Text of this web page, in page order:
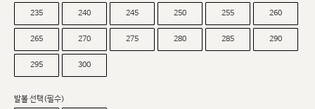
235 240 245 250 255 260
265 270 275 280 285 290
295 300
발볼 선택(필수)